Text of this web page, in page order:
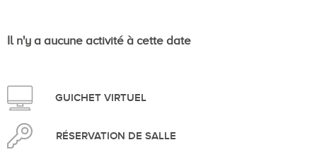
Il n'y a aucune activité à cette date
GUICHET VIRTUEL
RÉSERVATION DE SALLE